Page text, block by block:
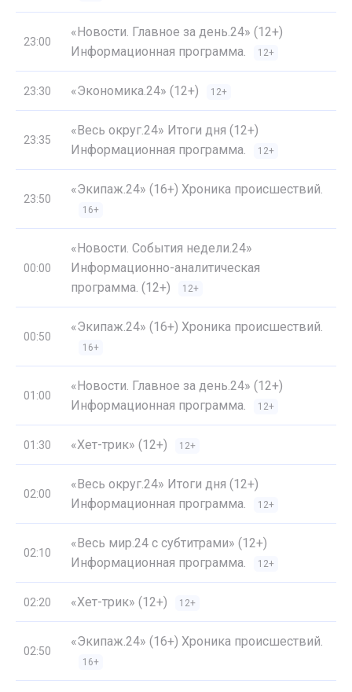
23:00
«Новости. Главное за день.24» (12+)
Информационная программа.
12+
23:30 «Экономика.24» (12+) 12+
23:35
«Весь округ.24» Итоги дня (12+)
Информационная программа.
12+
23:50
«Экипаж.24» (16+) Хроника происшествий.
16+
00:00
«Новости. События недели.24»
Информационно-аналитическая
программа. (12+)
12+
00:50
«Экипаж.24» (16+) Хроника происшествий.
16+
01:00
«Новости. Главное за день.24» (12+)
Информационная программа.
12+
01:30 «Хет-трик» (12+) 12+
02:00
«Весь округ.24» Итоги дня (12+)
Информационная программа.
12+
02:10
«Весь мир.24 с субтитрами» (12+)
Информационная программа.
12+
02:20 «Хет-трик» (12+) 12+
02:50
«Экипаж.24» (16+) Хроника происшествий.
16+